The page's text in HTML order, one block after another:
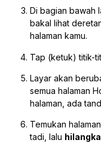
Di bagian bawah
bakal lihat
halaman kamu.
Tap (ketuk) titik-
Layar akan
semua halaman
halaman, ada
Temukan
tadi, lalu